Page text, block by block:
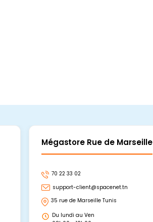
Mégastore Rue de Marseille
70 22 33 02
support-client@spacenet.tn
35 rue de Marseille Tunis
Du lundi au Ven